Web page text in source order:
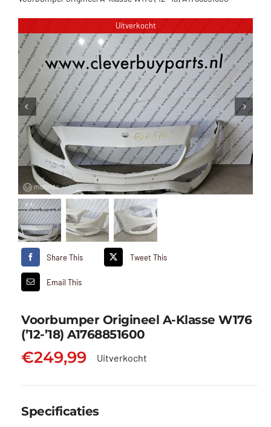
Uitverkocht
Share This Tweet This
Email This
Voorbumper Origineel A-Klasse W176
(’12-’18) A1768851600
€249,99 Uitverkocht
Specificaties